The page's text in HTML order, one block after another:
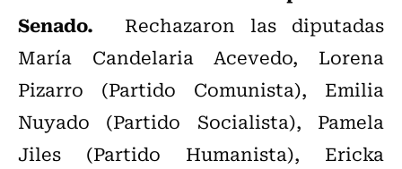
Senado.
Rechazaron las diputadas
María Candelaria Acevedo, Lorena
Pizarro (Partido Comunista), Emilia
Nuyado (Partido Socialista), Pamela
Jiles (Partido Humanista), Ericka